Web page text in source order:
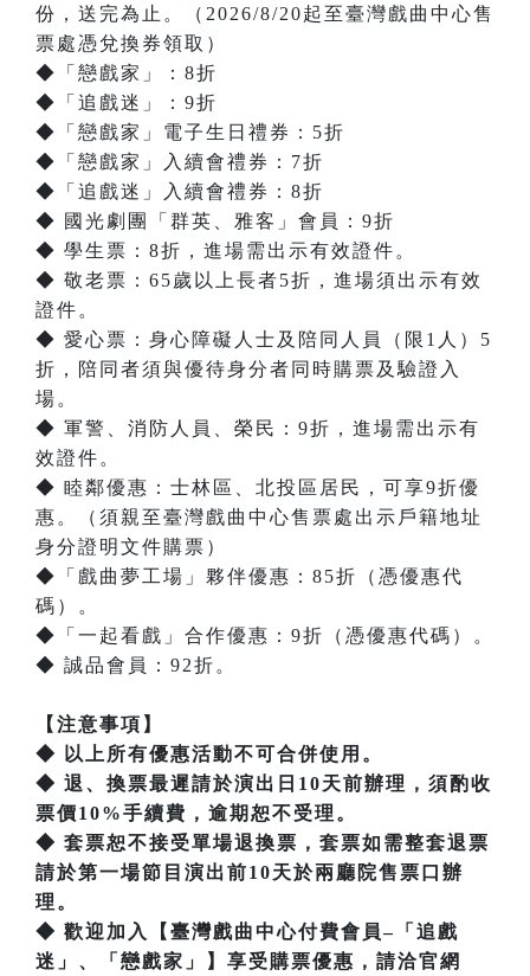
份，送完為止。（2026/8/20起至臺灣戲曲中心售
票處憑兌換券領取）
◆「戀戲家」：8折
◆「追戲迷」：9折
◆「戀戲家」電子生日禮券：5折
◆「戀戲家」入續會禮券：7折
◆「追戲迷」入續會禮券：8折
◆ 國光劇團「群英、雅客」會員：9折
◆ 學生票：8折，進場需出示有效證件。
◆ 敬老票：65歲以上長者5折，進場須出示有效
證件。
◆ 愛心票：身心障礙人士及陪同人員（限1人）5
折，陪同者須與優待身分者同時購票及驗證入
場。
◆ 軍警、消防人員、榮民：9折，進場需出示有
效證件。
◆ 睦鄰優惠：士林區、北投區居民，可享9折優
惠。（須親至臺灣戲曲中心售票處出示戶籍地址
身分證明文件購票）
◆「戲曲夢工場」夥伴優惠：85折（憑優惠代
碼）。
◆「一起看戲」合作優惠：9折（憑優惠代碼）。
◆ 誠品會員：92折。
【注意事項】
◆ 以上所有優惠活動不可合併使用。
◆ 退、換票最遲請於演出日10天前辦理，須酌收
票價10%手續費，逾期恕不受理。
◆ 套票恕不接受單場退換票，套票如需整套退票
請於第一場節目演出前10天於兩廳院售票口辦
理。
◆ 歡迎加入【臺灣戲曲中心付費會員–「追戲
迷」、「戀戲家」】享受購票優惠，請洽官網